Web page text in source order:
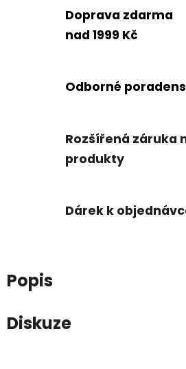
Doprava zdarma
nad 1999 Kč
Odborné
Rozšířená záruka
produkty
Dárek k
Popis
Diskuze